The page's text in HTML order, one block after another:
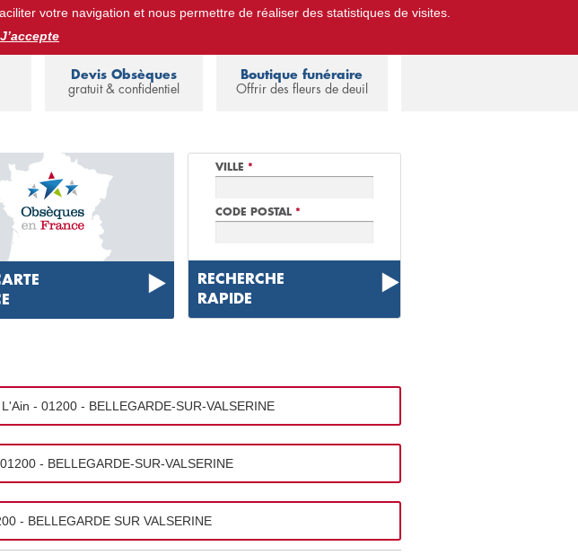
avis de décès, annuaire de Pompes Funèbres. Espace familles
Devis Obsèques
gratuit & confidentiel
Boutique funéraire
Offrir des fleurs de deuil
VILLE *
CODE POSTAL *
RECHERCHE
RAPIDE
- 01200 - BELLEGARDE-SUR-VALSERINE
- BELLEGARDE-SUR-VALSERINE
- BELLEGARDE SUR VALSERINE
votre navigation et nous permettre de réaliser des statistiques de visites.
J’accepte